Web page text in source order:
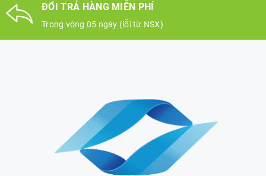
ĐỔI TRẢ HÀNG MIỄN PHÍ
Trong vòng 05 ngày (lỗi từ NSX)